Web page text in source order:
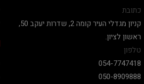
כתובת
קניון מגדלי העיר קומה 2, שדרות יעקב 50,
ראשון לציון.
טלפון
054-7747418
050-8909888